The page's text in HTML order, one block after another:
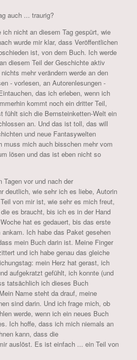
auch ... traurig?
ich nicht an diesem Tag gespürt, wie
wurde mir klar, dass Veröffentlichen
ist, von dem Buch. Ich werde
diesem Teil der Geschichte aktiv
mehr verändern werde an den
- vorlesen, an Autorenlesungen -
das ich erleben, wenn ich
kommt noch ein dritter Teil,
fühlt sich die Bernsteinketten-Welt ein
an. Und das ist toll, das will
und neue Fantasywelten
muss mich auch bisschen mehr vom
lösen und das ist eben nicht so
Tagen vor und nach der
deutlich, wie sehr ich es liebe, Autorin
von mir ist, wie sehr es mich freut,
es braucht, bis ich es in der Hand
hat es gedauert, bis das erste
Ich habe das Paket gesehen
mein Buch darin ist. Meine Finger
und ich habe genau das gleiche
mein Herz hat gerast, ich
aufgekratzt gefühlt, ich konnte (und
tatsächlich ich dieses Buch
Name steht da drauf, meine
sind darin. Und ich frage mich, ob
werde, wenn ich ein neues Buch
Ich hoffe, dass ich mich niemals an
kann, dass die
auslöst. Es ist einfach ... ein Teil von